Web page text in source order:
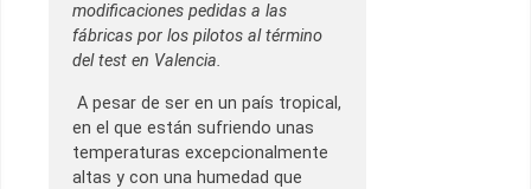
modificaciones pedidas a las
fábricas por los pilotos al término
del test en Valencia.
A pesar de ser en un país tropical,
en el que están sufriendo unas
temperaturas excepcionalmente
altas y con una humedad que